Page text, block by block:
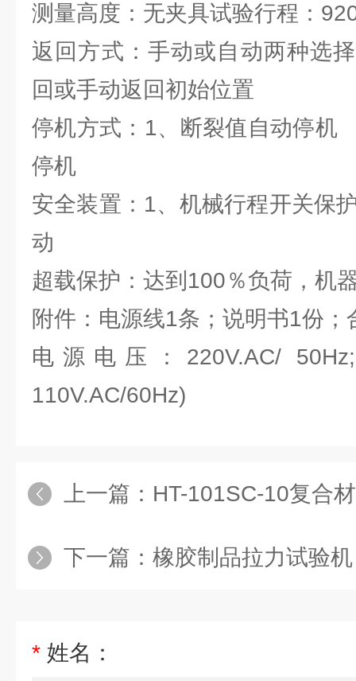
测量高度：无夹具试验行程：
返回方式：手动或自动两种选
回或手动返回初始位置
停机方式：1、断裂值自动停
停机
安全装置：1、机械行程开关保
动
超载保护：达到100％负荷，机
附件：电源线1条；说明书1份；
电源电压：220V.AC/
110V.AC/60Hz)
上一篇： HT-101SC-10复合
下一篇： 橡胶制品拉力试验机
* 姓名：